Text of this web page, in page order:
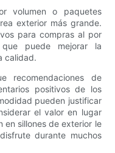
volumen o paquetes
exterior más grande.
para compras al por
puede mejorar la
calidad.
recomendaciones de
positivos de los
pueden justificar
el valor en lugar
en sillones de exterior le
durante muchos